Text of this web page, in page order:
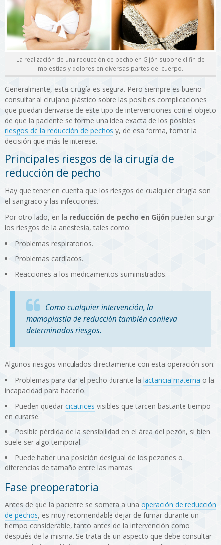
La realización de una reducción de pecho en Gijón supone el fin de
molestias y dolores en diversas partes del cuerpo.
Generalmente, esta cirugía es segura. Pero siempre es bueno
consultar al cirujano plástico sobre las posibles complicaciones
que puedan derivarse de este tipo de intervenciones con el objeto
de que la paciente se forme una idea exacta de los posibles
riesgos de la reducción de pechos y, de esa forma, tomar la
decisión que más le interese.
Principales riesgos de la cirugía de
reducción de pecho
Hay que tener en cuenta que los riesgos de cualquier cirugía son
el sangrado y las infecciones.
Por otro lado, en la reducción de pecho en Gijón pueden surgir
los riesgos de la anestesia, tales como:
Problemas respiratorios.
Problemas cardíacos.
Reacciones a los medicamentos suministrados.
Como cualquier intervención, la
mamoplastia de reducción también conlleva
determinados riesgos.
Algunos riesgos vinculados directamente con esta operación son:
Problemas para dar el pecho durante la lactancia materna o la
incapacidad para hacerlo.
Pueden quedar cicatrices visibles que tarden bastante tiempo
en curarse.
Posible pérdida de la sensibilidad en el área del pezón, si bien
suele ser algo temporal.
Puede haber una posición desigual de los pezones o
diferencias de tamaño entre las mamas.
Fase preoperatoria
Antes de que la paciente se someta a una operación de reducción
de pechos, es muy recomendable dejar de fumar durante un
tiempo considerable, tanto antes de la intervención como
después de la misma. Se trata de un aspecto que debe consultar